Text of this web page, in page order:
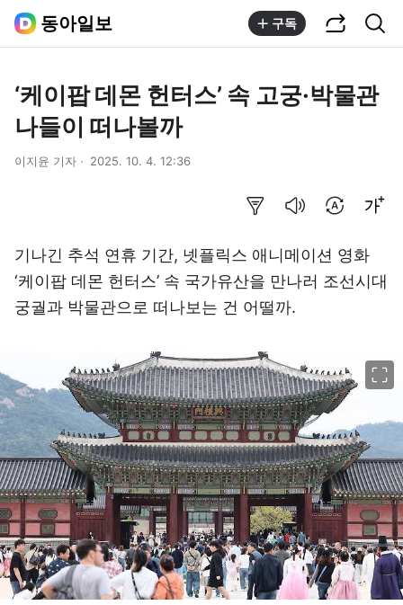
동아일보 구독
‘케이팝 데몬 헌터스’ 속 고궁·박물관
나들이 떠나볼까
이지윤 기자 2025. 10. 4. 12:36
기나긴 추석 연휴 기간, 넷플릭스 애니메이션 영화
‘케이팝 데몬 헌터스’ 속 국가유산을 만나러 조선시대
궁궐과 박물관으로 떠나보는 건 어떨까.